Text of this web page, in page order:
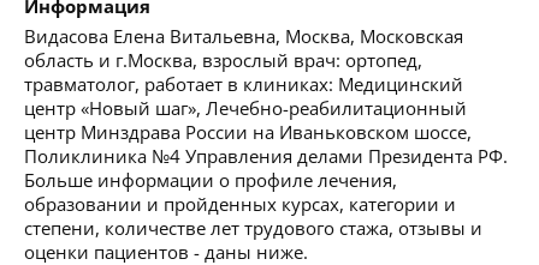
Информация
Видасова Елена Витальевна, Москва, Московская
область и г.Москва, взрослый врач: ортопед,
травматолог, работает в клиниках: Медицинский
центр «Новый шаг», Лечебно-реабилитационный
центр Минздрава России на Иваньковском шоссе,
Поликлиника №4 Управления делами Президента РФ.
Больше информации о профиле лечения,
образовании и пройденных курсах, категории и
степени, количестве лет трудового стажа, отзывы и
оценки пациентов - даны ниже.